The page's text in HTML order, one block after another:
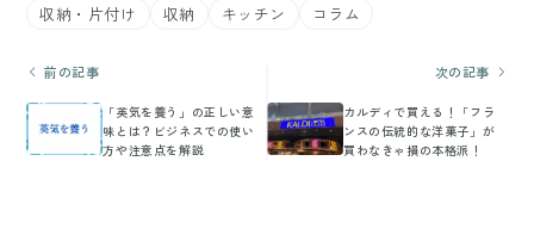
収納・片付け 収納 キッチン コラム
前の記事
「英気を養う」の正しい意
味とは？ビジネスでの使い
方や注意点を解説
次の記事
カルディで買える！「フラ
ンスの伝統的な洋菓子」が
買わなきゃ損の本格派！